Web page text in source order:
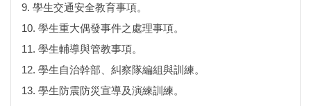
9. 學生交通安全教育事項。
10. 學生重大偶發事件之處理事項。
11. 學生輔導與管教事項。
12. 學生自治幹部、糾察隊編組與訓練。
13. 學生防震防災宣導及演練訓練。